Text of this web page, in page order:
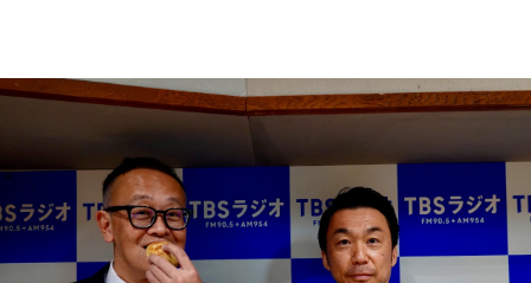
イベント・グッズ
YouTube
会社情報